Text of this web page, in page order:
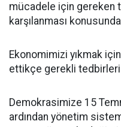
mücadele için gereken
karşılanması
Ekonomimizi yıkmak
ettikçe gerekli tedbirleri
Demokrasimize 15
ardından yönetim